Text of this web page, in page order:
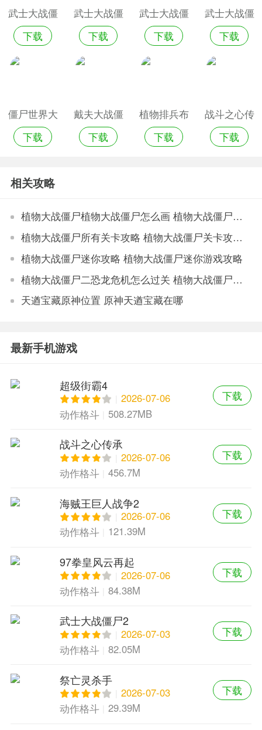
武士大战僵
尸2安卓版
下载
武士大战僵
尸安卓版
下载
武士大战僵
尸安卓破解
下载
武士大战僵
尸最新版
下载
僵尸世界大
战僵尸岛手
下载
戴夫大战僵
尸游戏免费
下载
植物排兵布
阵大战僵尸
下载
战斗之心传
承
下载
相关攻略
植物大战僵尸植物大战僵尸怎么画 植物大战僵尸植物大战僵尸画法
植物大战僵尸所有关卡攻略 植物大战僵尸关卡攻略大全
植物大战僵尸迷你攻略 植物大战僵尸迷你游戏攻略
植物大战僵尸二恐龙危机怎么过关 植物大战僵尸二恐龙危机过关攻略
天遒宝藏原神位置 原神天遒宝藏在哪
最新手机游戏
超级街霸4
2026-07-06
动作格斗
508.27MB
下载
战斗之心传承
2026-07-06
动作格斗
456.7M
下载
海贼王巨人战争2
2026-07-06
动作格斗
121.39M
下载
97拳皇风云再起
2026-07-06
动作格斗
84.38M
下载
武士大战僵尸2
2026-07-03
动作格斗
82.05M
下载
祭亡灵杀手
2026-07-03
动作格斗
29.39M
下载